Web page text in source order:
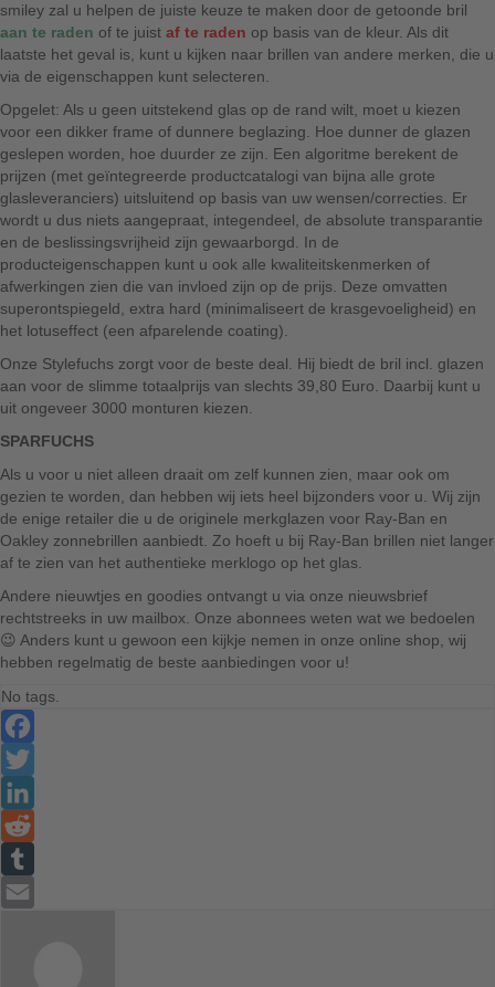
smiley zal u helpen de juiste keuze te maken door de getoonde bril
aan te raden of te juist af te raden op basis van de kleur. Als dit
laatste het geval is, kunt u kijken naar brillen van andere merken, die u
via de eigenschappen kunt selecteren.
Opgelet: Als u geen uitstekend glas op de rand wilt, moet u kiezen
voor een dikker frame of dunnere beglazing. Hoe dunner de glazen
geslepen worden, hoe duurder ze zijn. Een algoritme berekent de
prijzen (met geïntegreerde productcatalogi van bijna alle grote
glasleveranciers) uitsluitend op basis van uw wensen/correcties. Er
wordt u dus niets aangepraat, integendeel, de absolute transparantie
en de beslissingsvrijheid zijn gewaarborgd. In de
producteigenschappen kunt u ook alle kwaliteitskenmerken of
afwerkingen zien die van invloed zijn op de prijs. Deze omvatten
superontspiegeld, extra hard (minimaliseert de krasgevoeligheid) en
het lotuseffect (een afparelende coating).
Onze Stylefuchs zorgt voor de beste deal. Hij biedt de bril incl. glazen
aan voor de slimme totaalprijs van slechts 39,80 Euro. Daarbij kunt u
uit ongeveer 3000 monturen kiezen.
SPARFUCHS
Als u voor u niet alleen draait om zelf kunnen zien, maar ook om
gezien te worden, dan hebben wij iets heel bijzonders voor u. Wij zijn
de enige retailer die u de originele merkglazen voor Ray-Ban en
Oakley zonnebrillen aanbiedt. Zo hoeft u bij Ray-Ban brillen niet langer
af te zien van het authentieke merklogo op het glas.
Andere nieuwtjes en goodies ontvangt u via onze nieuwsbrief
rechtstreeks in uw mailbox. Onze abonnees weten wat we bedoelen
😉 Anders kunt u gewoon een kijkje nemen in onze online shop, wij
hebben regelmatig de beste aanbiedingen voor u!
No tags.
Facebook
Twitter
LinkedIn
Reddit
Tumblr